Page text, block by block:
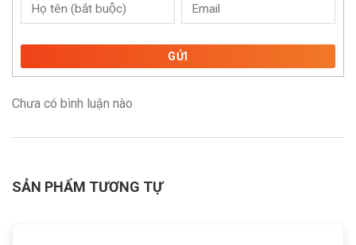
GỬI
Chưa có bình luận nào
SẢN PHẨM TƯƠNG TỰ